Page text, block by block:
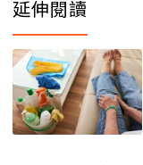
延伸閱讀